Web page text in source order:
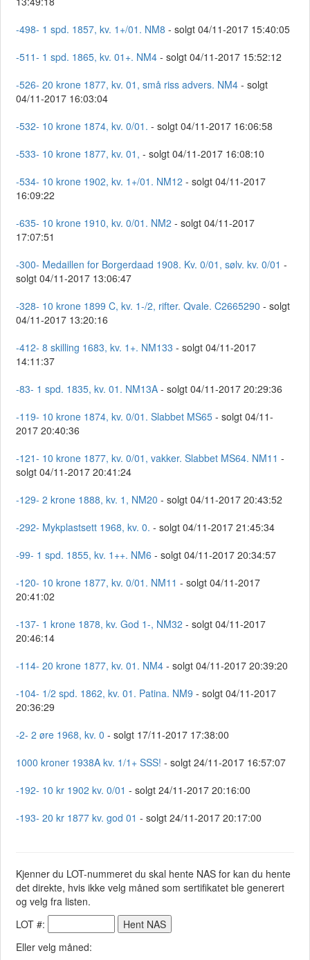
-498- 1 spd. 1857, kv. 1+/01. NM8 - solgt 04/11-2017 15:40:05
-511- 1 spd. 1865, kv. 01+. NM4 - solgt 04/11-2017 15:52:12
-526- 20 krone 1877, kv. 01, små riss advers. NM4 - solgt
04/11-2017 16:03:04
-532- 10 krone 1874, kv. 0/01. - solgt 04/11-2017 16:06:58
-533- 10 krone 1877, kv. 01, - solgt 04/11-2017 16:08:10
-534- 10 krone 1902, kv. 1+/01. NM12 - solgt 04/11-2017
16:09:22
-635- 10 krone 1910, kv. 0/01. NM2 - solgt 04/11-2017
17:07:51
-300- Medaillen for Borgerdaad 1908. Kv. 0/01, sølv. kv. 0/01 -
solgt 04/11-2017 13:06:47
-328- 10 krone 1899 C, kv. 1-/2, rifter. Qvale. C2665290 - solgt
04/11-2017 13:20:16
-412- 8 skilling 1683, kv. 1+. NM133 - solgt 04/11-2017
14:11:37
-83- 1 spd. 1835, kv. 01. NM13A - solgt 04/11-2017 20:29:36
-119- 10 krone 1874, kv. 0/01. Slabbet MS65 - solgt 04/11-
2017 20:40:36
-121- 10 krone 1877, kv. 0/01, vakker. Slabbet MS64. NM11 -
solgt 04/11-2017 20:41:24
-129- 2 krone 1888, kv. 1, NM20 - solgt 04/11-2017 20:43:52
-292- Mykplastsett 1968, kv. 0. - solgt 04/11-2017 21:45:34
-99- 1 spd. 1855, kv. 1++. NM6 - solgt 04/11-2017 20:34:57
-120- 10 krone 1877, kv. 0/01. NM11 - solgt 04/11-2017
20:41:02
-137- 1 krone 1878, kv. God 1-, NM32 - solgt 04/11-2017
20:46:14
-114- 20 krone 1877, kv. 01. NM4 - solgt 04/11-2017 20:39:20
-104- 1/2 spd. 1862, kv. 01. Patina. NM9 - solgt 04/11-2017
20:36:29
-2- 2 øre 1968, kv. 0 - solgt 17/11-2017 17:38:00
1000 kroner 1938A kv. 1/1+ SSS! - solgt 24/11-2017 16:57:07
-192- 10 kr 1902 kv. 0/01 - solgt 24/11-2017 20:16:00
-193- 20 kr 1877 kv. god 01 - solgt 24/11-2017 20:17:00
Kjenner du LOT-nummeret du skal hente NAS for kan du hente
det direkte, hvis ikke velg måned som sertifikatet ble generert
og velg fra listen.
LOT #:
Eller velg måned: